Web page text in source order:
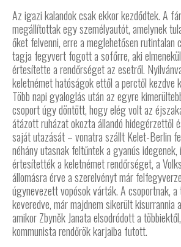
Az igazi kalandok csak ekkor kezdődtek. A
megállítottak egy személyautót, amelynek
őket felvenni, erre a meglehetősen rutintalan
tagja fegyvert fogott a sofőrre, aki
értesítette a rendőrséget az esetről.
keletnémet hatóságok ettől a perctől kezdve
Több napi gyaloglás után az egyre
csoport úgy döntött, hogy elég volt az
átázott ruházat okozta állandó hidegérzettől
saját utazását – vonatra szállt Kelet-Berlin
néhány utasnak feltűntek a gyanús
értesítették a keletnémet rendőrséget, a
állomásra érve a szerelvényt már
úgynevezett vopósok várták. A csoportnak, a
keveredve, már majdnem sikerült kisurrannia
amikor Zbyněk Janata elsodródott a
kommunista rendőrök karjaiba futott.